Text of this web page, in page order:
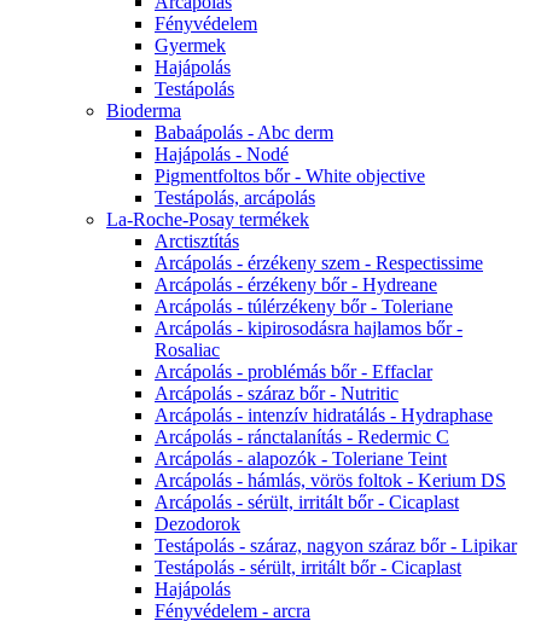
Fényvédelem
Gyermek
Hajápolás
Testápolás
Bioderma
Babaápolás - Abc derm
Hajápolás - Nodé
Pigmentfoltos bőr - White objective
Testápolás, arcápolás
La-Roche-Posay termékek
Arctisztítás
Arcápolás - érzékeny szem - Respectissime
Arcápolás - érzékeny bőr - Hydreane
Arcápolás - túlérzékeny bőr - Toleriane
Arcápolás - kipirosodásra hajlamos bőr -
Rosaliac
Arcápolás - problémás bőr - Effaclar
Arcápolás - száraz bőr - Nutritic
Arcápolás - intenzív hidratálás - Hydraphase
Arcápolás - ránctalanítás - Redermic C
Arcápolás - alapozók - Toleriane Teint
Arcápolás - hámlás, vörös foltok - Kerium DS
Arcápolás - sérült, irritált bőr - Cicaplast
Dezodorok
Testápolás - száraz, nagyon száraz bőr - Lipikar
Testápolás - sérült, irritált bőr - Cicaplast
Hajápolás
Fényvédelem - arcra